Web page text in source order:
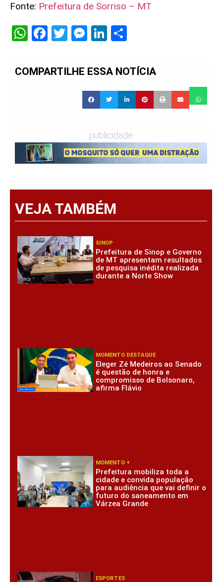
Fonte: Prefeitura de Sorriso – MT
WhatsApp
Facebook
Twitter
Messenger
LinkedIn
COMPARTILHE ESSA NOTÍCIA
publicidade
VEJA TAMBÉM
SINOP
Prefeitura de Sinop e Governo
de MT apresentam resultados
de pesquisa inédita realizada
durante a Norte Show
MOMENTO DESTAQUE
Eleger Zé Medeiros ao Senado
é questão de honra e
compromisso de Bolsonaro,
afirma Flávio
MOMENTO +
Prefeitura mobiliza toda a
cidade e convida população
para audiência que vai definir o
futuro do saneamento em
Várzea Grande
ESPORTES